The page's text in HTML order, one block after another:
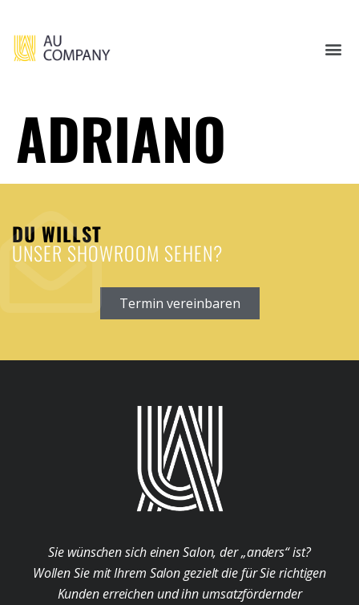
ADRIANO
DU WILLST
UNSER SHOWROOM SEHEN?
Termin vereinbaren
Sie wünschen sich einen Salon, der „anders“ ist?
Wollen Sie mit Ihrem Salon gezielt die für Sie richtigen
Kunden erreichen und ihn umsatzfördernder